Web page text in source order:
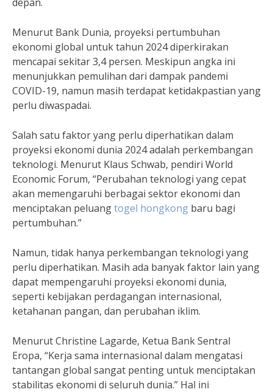
Menurut Bank Dunia, proyeksi pertumbuhan
ekonomi global untuk tahun 2024 diperkirakan
mencapai sekitar 3,4 persen. Meskipun angka ini
menunjukkan pemulihan dari dampak pandemi
COVID-19, namun masih terdapat ketidakpastian yang
perlu diwaspadai.
Salah satu faktor yang perlu diperhatikan dalam
proyeksi ekonomi dunia 2024 adalah perkembangan
teknologi. Menurut Klaus Schwab, pendiri World
Economic Forum, “Perubahan teknologi yang cepat
akan memengaruhi berbagai sektor ekonomi dan
menciptakan peluangtogel hongkong baru bagi
pertumbuhan.”
Namun, tidak hanya perkembangan teknologi yang
perlu diperhatikan. Masih ada banyak faktor lain yang
dapat mempengaruhi proyeksi ekonomi dunia,
seperti kebijakan perdagangan internasional,
ketahanan pangan, dan perubahan iklim.
Menurut Christine Lagarde, Ketua Bank Sentral
Eropa, “Kerja sama internasional dalam mengatasi
tantangan global sangat penting untuk menciptakan
stabilitas ekonomi di seluruh dunia.” Hal ini